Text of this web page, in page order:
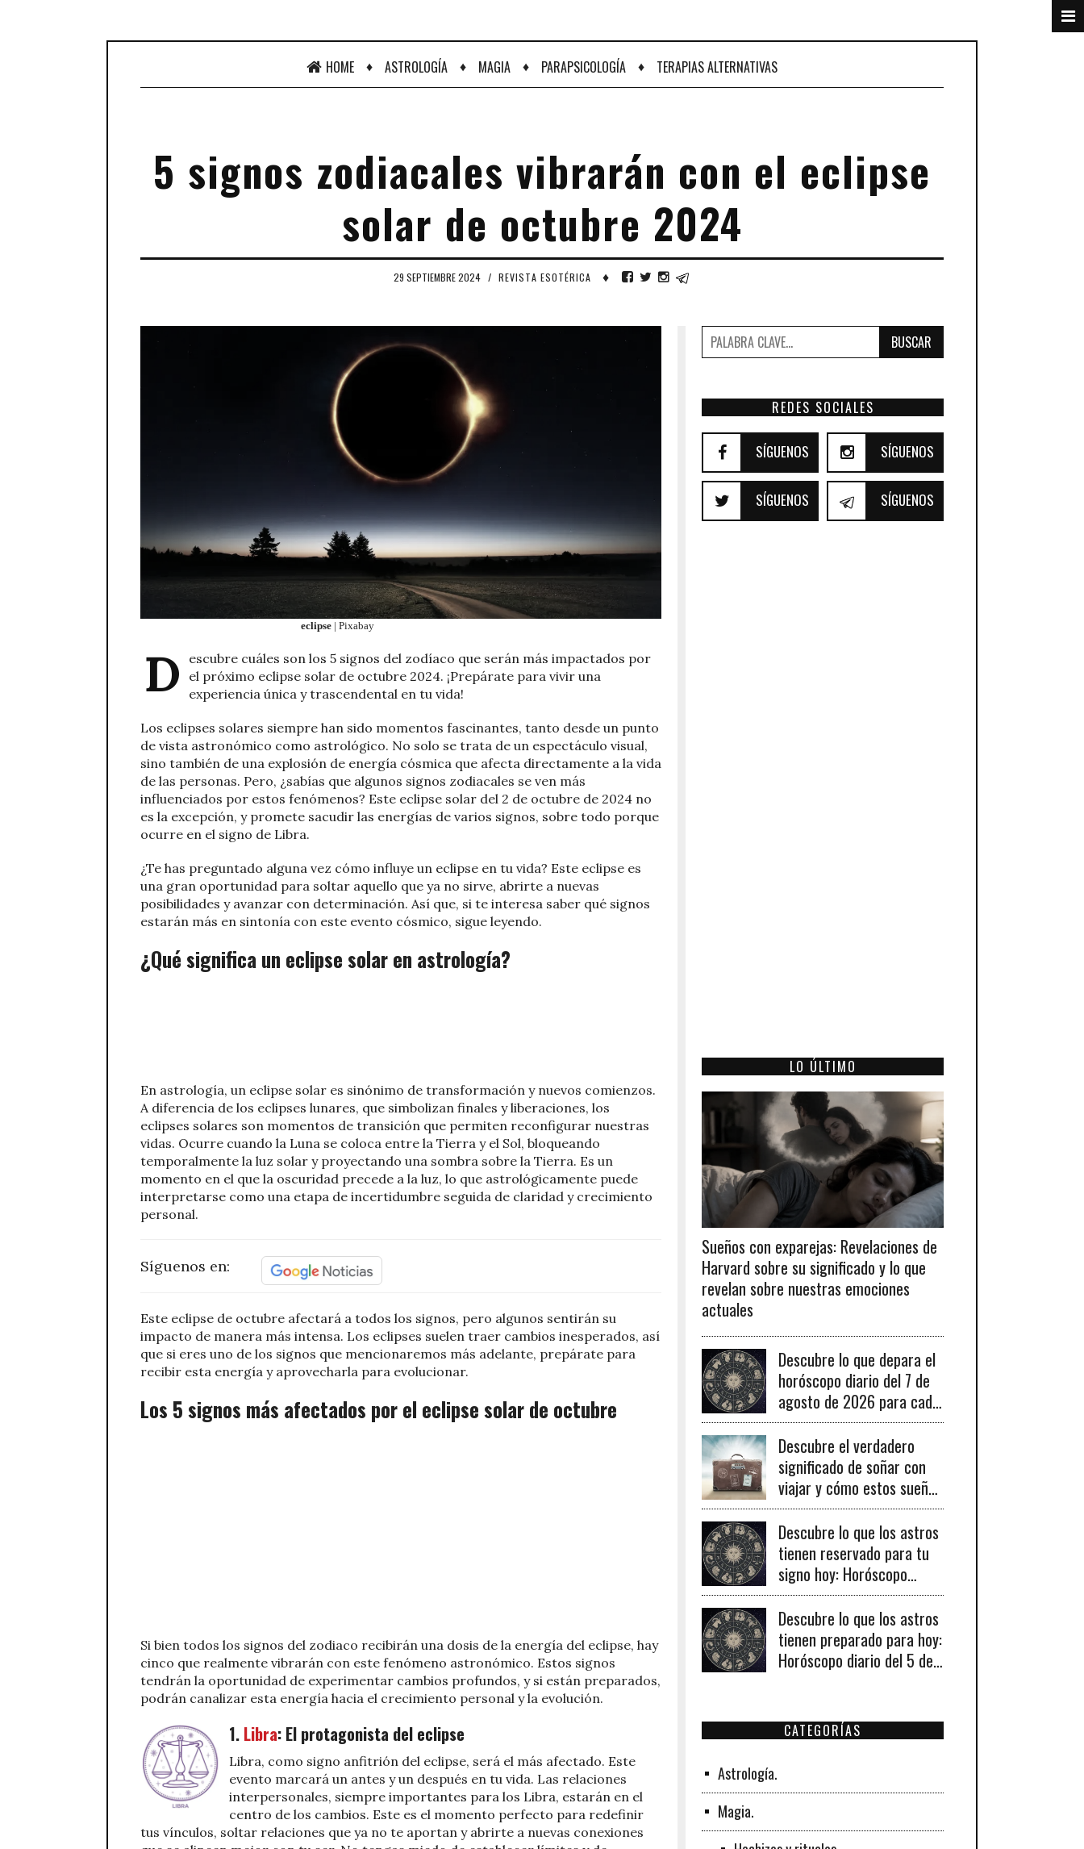
HOME ♦ ASTROLOGÍA ♦ MAGIA ♦ PARAPSICOLOGÍA ♦ TERAPIAS ALTERNATIVAS
5 signos zodiacales vibrarán con el eclipse
solar de octubre 2024
29 SEPTIEMBRE 2024 / REVISTA ESOTÉRICA ♦
eclipse | Pixabay
D
escubre cuáles son los 5 signos del zodíaco que serán más impactados por
el próximo eclipse solar de octubre 2024. ¡Prepárate para vivir una
experiencia única y trascendental en tu vida!
Los eclipses solares siempre han sido momentos fascinantes, tanto desde un punto
de vista astronómico como astrológico. No solo se trata de un espectáculo visual,
sino también de una explosión de energía cósmica que afecta directamente a la vida
de las personas. Pero, ¿sabías que algunos signos zodiacales se ven más
influenciados por estos fenómenos? Este eclipse solar del 2 de octubre de 2024 no
es la excepción, y promete sacudir las energías de varios signos, sobre todo porque
ocurre en el signo de Libra.
¿Te has preguntado alguna vez cómo influye un eclipse en tu vida? Este eclipse es
una gran oportunidad para soltar aquello que ya no sirve, abrirte a nuevas
posibilidades y avanzar con determinación. Así que, si te interesa saber qué signos
estarán más en sintonía con este evento cósmico, sigue leyendo.
¿Qué significa un eclipse solar en astrología?
En astrología, un eclipse solar es sinónimo de transformación y nuevos comienzos.
A diferencia de los eclipses lunares, que simbolizan finales y liberaciones, los
eclipses solares son momentos de transición que permiten reconfigurar nuestras
vidas. Ocurre cuando la Luna se coloca entre la Tierra y el Sol, bloqueando
temporalmente la luz solar y proyectando una sombra sobre la Tierra. Es un
momento en el que la oscuridad precede a la luz, lo que astrológicamente puede
interpretarse como una etapa de incertidumbre seguida de claridad y crecimiento
personal.
Síguenos en:
Este eclipse de octubre afectará a todos los signos, pero algunos sentirán su
impacto de manera más intensa. Los eclipses suelen traer cambios inesperados, así
que si eres uno de los signos que mencionaremos más adelante, prepárate para
recibir esta energía y aprovecharla para evolucionar.
Los 5 signos más afectados por el eclipse solar de octubre
Si bien todos los signos del zodiaco recibirán una dosis de la energía del eclipse, hay
cinco que realmente vibrarán con este fenómeno astronómico. Estos signos
tendrán la oportunidad de experimentar cambios profundos, y si están preparados,
podrán canalizar esta energía hacia el crecimiento personal y la evolución.
1. Libra: El protagonista del eclipse
Libra, como signo anfitrión del eclipse, será el más afectado. Este
evento marcará un antes y un después en tu vida. Las relaciones
interpersonales, siempre importantes para los Libra, estarán en el
centro de los cambios. Este es el momento perfecto para redefinir
tus vínculos, soltar relaciones que ya no te aportan y abrirte a nuevas conexiones
BUSCAR
REDES SOCIALES
SÍGUENOS SÍGUENOS
SÍGUENOS SÍGUENOS
LO ÚLTIMO
Sueños con exparejas: Revelaciones de
Harvard sobre su significado y lo que
revelan sobre nuestras emociones
actuales
Descubre lo que depara el
horóscopo diario del 7 de
agosto de 2026 para cada
signo del zodiaco y sus
claves para el éxito.
Descubre el verdadero
significado de soñar con
viajar y cómo estos sueños
pueden señalar cambios
importantes en tu vida
personal y profesional.
Descubre lo que los astros
tienen reservado para tu
signo hoy: Horóscopo
diario del 6 de agosto de
2026
Descubre lo que los astros
tienen preparado para hoy:
Horóscopo diario del 5 de
zodiacales.
CATEGORÍAS
Astrología.
Magia.